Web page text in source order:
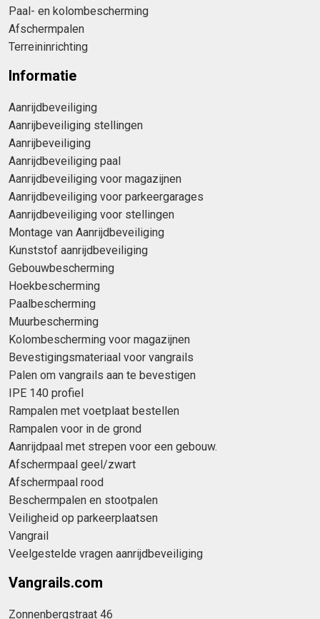
Paal- en kolombescherming
Afschermpalen
Terreininrichting
Informatie
Aanrijdbeveiliging
Aanrijbeveiliging stellingen
Aanrijbeveiliging
Aanrijdbeveiliging paal
Aanrijdbeveiliging voor magazijnen
Aanrijdbeveiliging voor parkeergarages
Aanrijdbeveiliging voor stellingen
Montage van Aanrijdbeveiliging
Kunststof aanrijdbeveiliging
Gebouwbescherming
Hoekbescherming
Paalbescherming
Muurbescherming
Kolombescherming voor magazijnen
Bevestigingsmateriaal voor vangrails
Palen om vangrails aan te bevestigen
IPE 140 profiel
Rampalen met voetplaat bestellen
Rampalen voor in de grond
Aanrijdpaal met strepen voor een gebouw.
Afschermpaal geel/zwart
Afschermpaal rood
Beschermpalen en stootpalen
Veiligheid op parkeerplaatsen
Vangrail
Veelgestelde vragen aanrijdbeveiliging
Vangrails.com
Zonnenbergstraat 46